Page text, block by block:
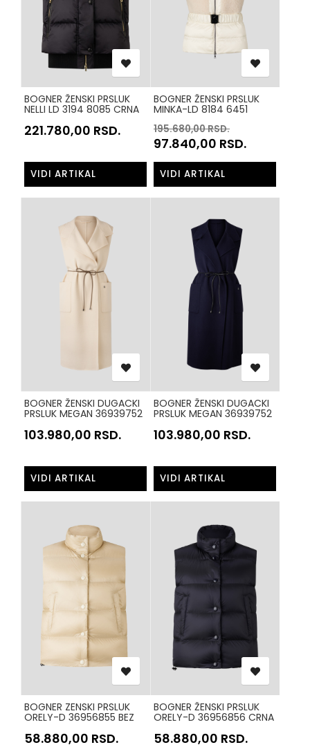
BOGNER ŽENSKI PRSLUK
NELLI LD 3194 8085 CRNA
221.780,00 RSD.
VIDI ARTIKAL
BOGNER ŽENSKI PRSLUK
MINKA-LD 8184 6451
195.680,00RSD.
97.840,00 RSD.
VIDI ARTIKAL
BOGNER ŽENSKI DUGACKI
PRSLUK MEGAN 36939752
103.980,00 RSD.
VIDI ARTIKAL
BOGNER ŽENSKI DUGACKI
PRSLUK MEGAN 36939752
103.980,00 RSD.
VIDI ARTIKAL
BOGNER ZENSKI PRSLUK
ORELY-D 36956855 BEZ
58.880,00 RSD.
BOGNER ŽENSKI PRSLUK
ORELY-D 36956856 CRNA
58.880,00 RSD.